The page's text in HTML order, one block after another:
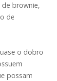
de brownie,
de
o dobro
possam